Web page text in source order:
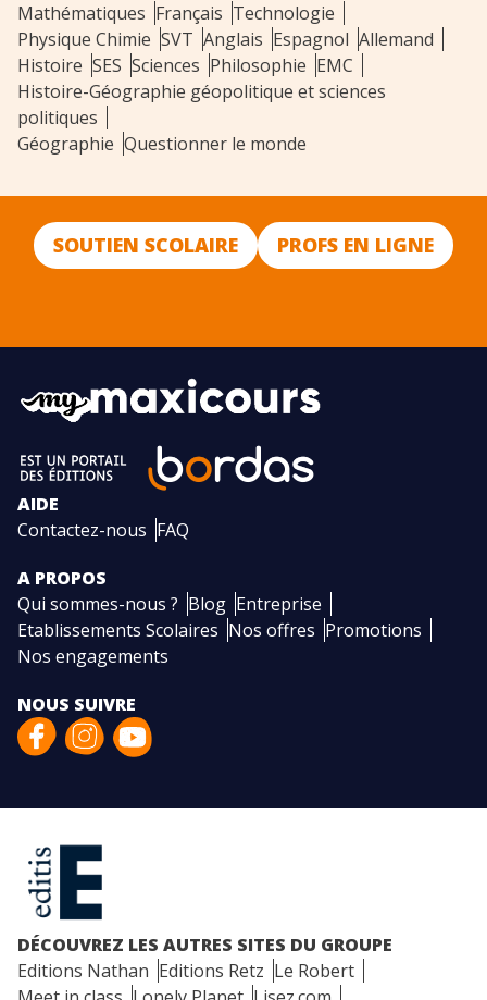
Mathématiques Français Technologie
Physique Chimie SVT Anglais Espagnol Allemand
Histoire SES Sciences Philosophie EMC
Histoire-Géographie géopolitique et sciences
politiques
Géographie Questionner le monde
SOUTIEN SCOLAIRE PROFS EN LIGNE
AIDE
Contactez-nous FAQ
A PROPOS
Qui sommes-nous ? Blog Entreprise
Etablissements Scolaires Nos offres Promotions
Nos engagements
NOUS SUIVRE
DÉCOUVREZ LES AUTRES SITES DU GROUPE
Editions Nathan Editions Retz Le Robert